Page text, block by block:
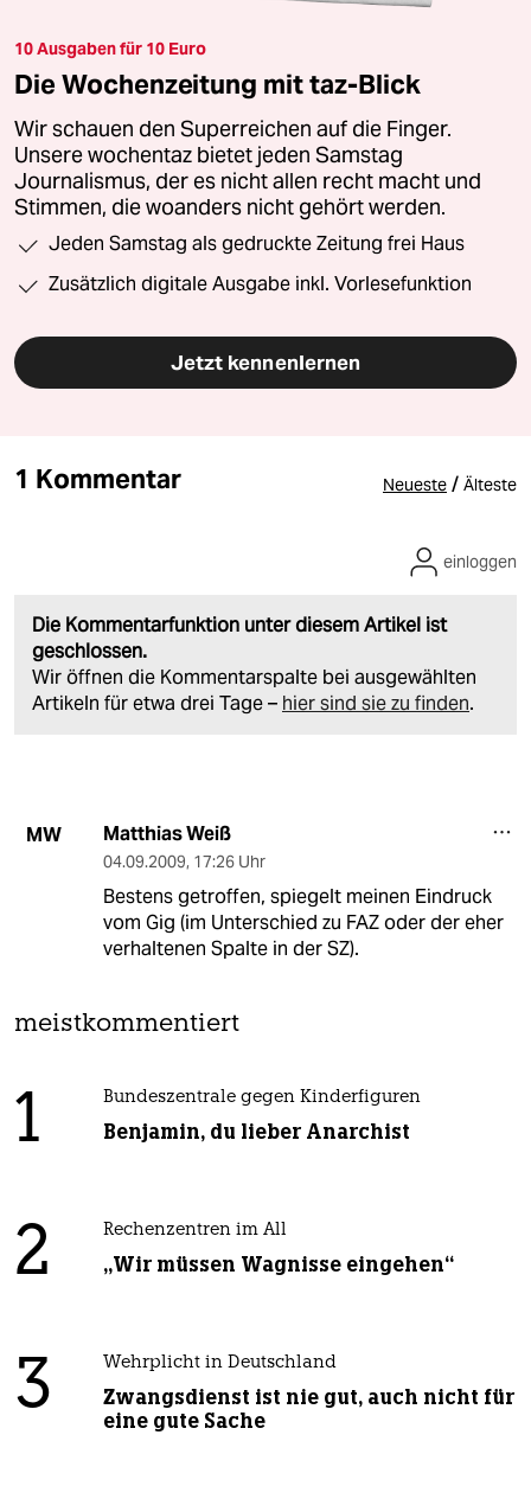
10 Ausgaben für 10 Euro
Die Wochenzeitung mit taz-Blick
Wir schauen den Superreichen auf die Finger.
Unsere wochentaz bietet jeden Samstag
Journalismus, der es nicht allen recht macht und
Stimmen, die woanders nicht gehört werden.
Jeden Samstag als gedruckte Zeitung frei Haus
Zusätzlich digitale Ausgabe inkl. Vorlesefunktion
Jetzt kennenlernen
1 Kommentar Neueste / Älteste
Die Kommentarfunktion unter diesem Artikel ist
geschlossen.
Wir öffnen die Kommentarspalte bei ausgewählten
Artikeln für etwa drei Tage – hier sind sie zu finden.
einloggen
MW Matthias Weiß
04.09.2009, 17:26 Uhr
Bestens getroffen, spiegelt meinen Eindruck
vom Gig (im Unterschied zu FAZ oder der eher
verhaltenen Spalte in der SZ).
meistkommentiert
1 Bundeszentrale gegen Kinderfiguren
Benjamin, du lieber Anarchist
2 Rechenzentren im All
„Wir müssen Wagnisse eingehen“
3 Wehrplicht in Deutschland
Zwangsdienst ist nie gut, auch nicht für
eine gute Sache